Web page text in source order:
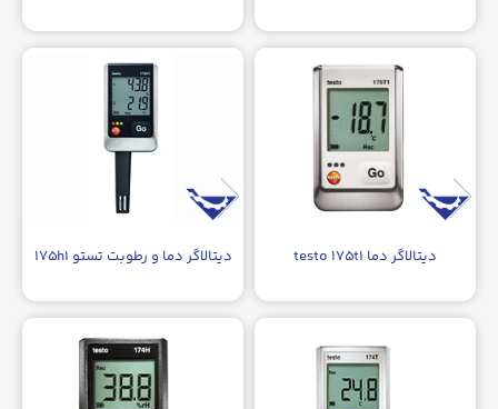
دیتالاگر دما testo ۱۷۵t۱ دیتالاگر دما و رطوبت تستو ۱۷۵h۱